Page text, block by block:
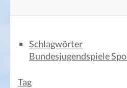
Schlagwörter
Bundesjugendspiele
Tag